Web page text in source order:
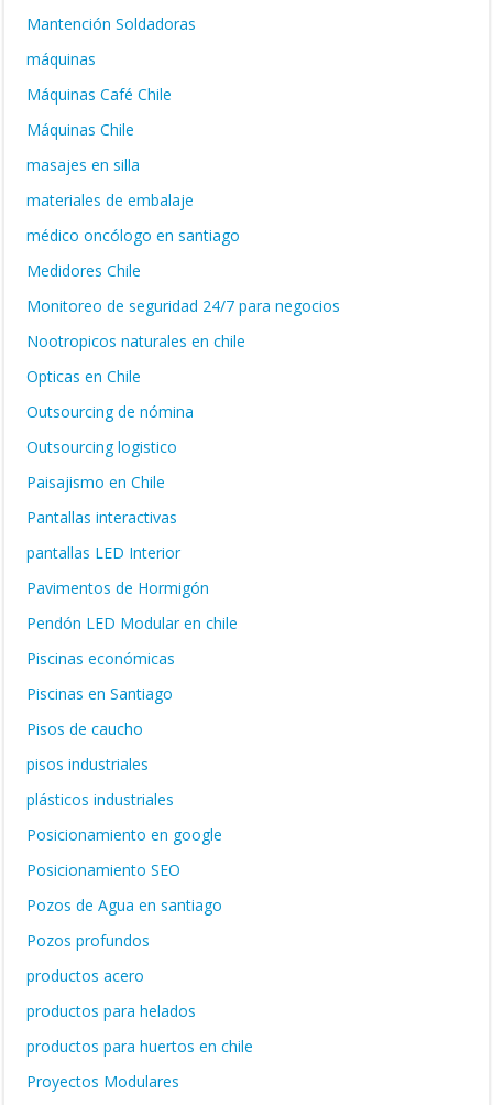
Mantención Soldadoras
máquinas
Máquinas Café Chile
Máquinas Chile
masajes en silla
materiales de embalaje
médico oncólogo en santiago
Medidores Chile
Monitoreo de seguridad 24/7 para negocios
Nootropicos naturales en chile
Opticas en Chile
Outsourcing de nómina
Outsourcing logistico
Paisajismo en Chile
Pantallas interactivas
pantallas LED Interior
Pavimentos de Hormigón
Pendón LED Modular en chile
Piscinas económicas
Piscinas en Santiago
Pisos de caucho
pisos industriales
plásticos industriales
Posicionamiento en google
Posicionamiento SEO
Pozos de Agua en santiago
Pozos profundos
productos acero
productos para helados
productos para huertos en chile
Proyectos Modulares